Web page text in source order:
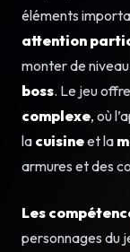
éléments
attention
monter de
boss. Le jeu
complexe, où
la cuisineet la
armures et des
Les
personnages du